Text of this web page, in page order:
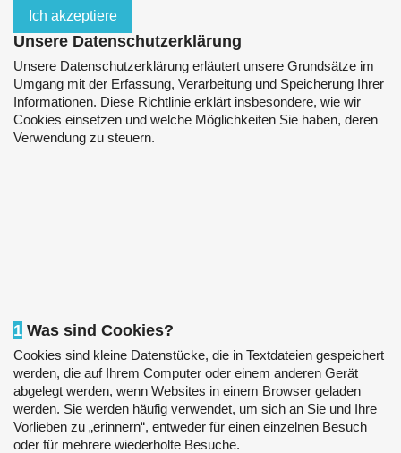
Ich akzeptiere
Unsere Datenschutzerklärung
Unsere Datenschutzerklärung erläutert unsere Grundsätze im
Umgang mit der Erfassung, Verarbeitung und Speicherung Ihrer
Informationen. Diese Richtlinie erklärt insbesondere, wie wir
Cookies einsetzen und welche Möglichkeiten Sie haben, deren
Verwendung zu steuern.
1 Was sind Cookies?
Cookies sind kleine Datenstücke, die in Textdateien gespeichert
werden, die auf Ihrem Computer oder einem anderen Gerät
abgelegt werden, wenn Websites in einem Browser geladen
werden. Sie werden häufig verwendet, um sich an Sie und Ihre
Vorlieben zu „erinnern“, entweder für einen einzelnen Besuch
oder für mehrere wiederholte Besuche.